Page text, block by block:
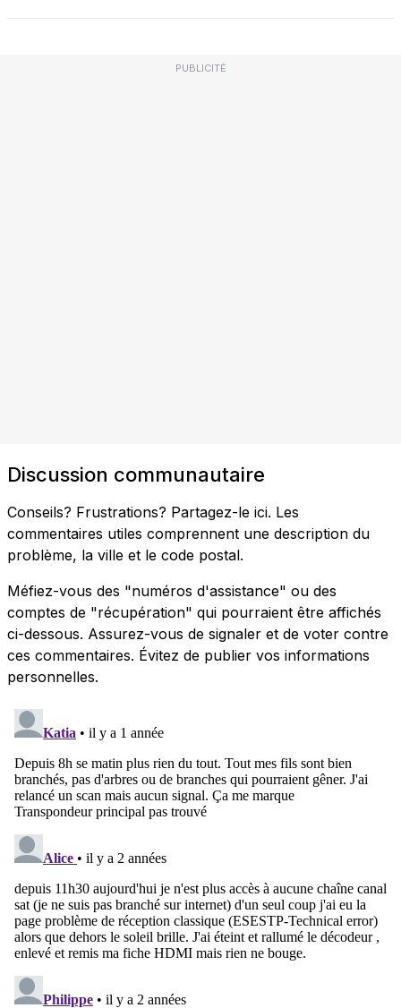
PUBLICITÉ
Discussion communautaire
Conseils? Frustrations? Partagez-le ici. Les
commentaires utiles comprennent une description du
problème, la ville et le code postal.
Méfiez-vous des "numéros d'assistance" ou des
comptes de "récupération" qui pourraient être affichés
ci-dessous. Assurez-vous de signaler et de voter contre
ces commentaires. Évitez de publier vos informations
personnelles.